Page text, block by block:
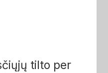
tilto per